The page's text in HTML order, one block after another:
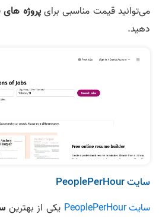
می‌توانید قیمت مناسبی برایپروژه های
دهید.
سایت PeoplePerHour
سایت PeoplePerHour یکی از بهترین